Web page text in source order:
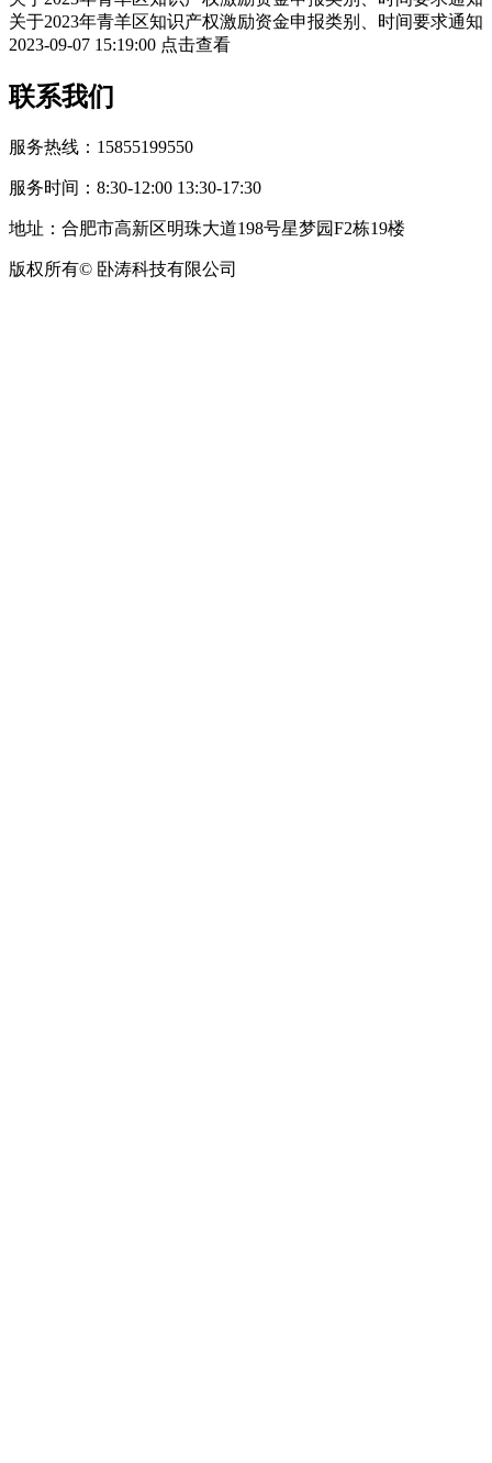
关于2023年青羊区知识产权激励资金申报类别、时间要求通知
2023-09-07 15:19:00 点击查看
联系我们
服务热线：15855199550
服务时间：8:30-12:00 13:30-17:30
地址：合肥市高新区明珠大道198号星梦园F2栋19楼
版权所有© 卧涛科技有限公司